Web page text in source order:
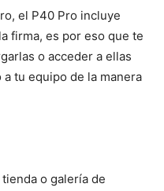
el P40 Pro incluye
firma, es por eso que te
o acceder a ellas
tu equipo de la manera
o galería de